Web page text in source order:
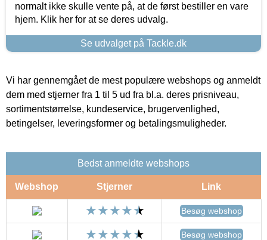
normalt ikke skulle vente på, at de først bestiller en vare
hjem. Klik her for at se deres udvalg.
Se udvalget på Tackle.dk
Vi har gennemgået de mest populære webshops og anmeldt
dem med stjerner fra 1 til 5 ud fra bl.a. deres prisniveau,
sortimentstørrelse, kundeservice, brugervenlighed,
betingelser, leveringsformer og betalingsmuligheder.
Bedst anmeldte webshops
Webshop Stjerner Link
Besøg webshop
Besøg webshop